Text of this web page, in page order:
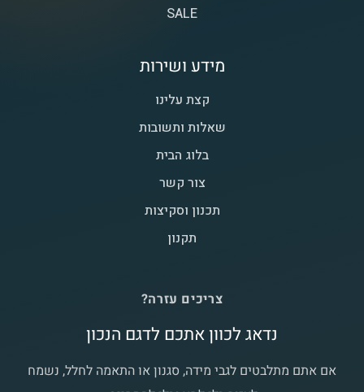
SALE
מידע ושירות
קצת עלינו
שאלות ותשובות
בלוג הבית
צור קשר
תכנון וסקיצות
תקנון
צריכים עזרה?
נדאג לכוון אתכם לדגם הנכון
אם אתם מתלבטים לגבי מידה, סגנון או התאמה לחלל, נשמח